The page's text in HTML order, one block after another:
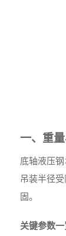
一、重
底轴液压
吊装半径
固。
关键参数一